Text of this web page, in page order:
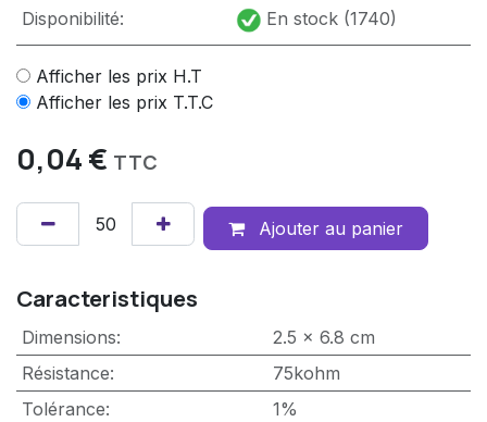
Disponibilité: En stock (1740)
Afficher les prix H.T
Afficher les prix T.T.C
0,04€ TTC
Ajouter au panier
Caracteristiques
Dimensions:
2.5 x 6.8 cm
Résistance:
75kohm
Tolérance:
1%